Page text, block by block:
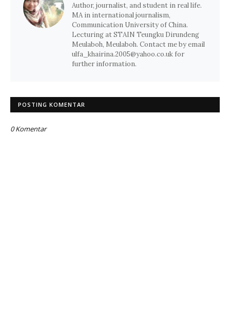
Author, journalist, and student in real life.
MA in international journalism,
Communication University of China.
Lecturing at STAIN Teungku Dirundeng
Meulaboh, Meulaboh. Contact me by email
ulfa_khairina.2005@yahoo.co.uk for
further information.
POSTING KOMENTAR
0 Komentar